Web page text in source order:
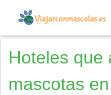
Hoteles que
mascotas